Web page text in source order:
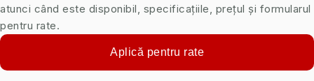
atunci când este disponibil, specificațiile, prețul și formularul
pentru rate.
Aplică pentru rate